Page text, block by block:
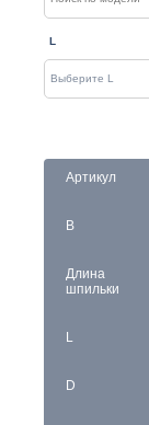
L
Артикул
B
Длина
шпильки
L
D